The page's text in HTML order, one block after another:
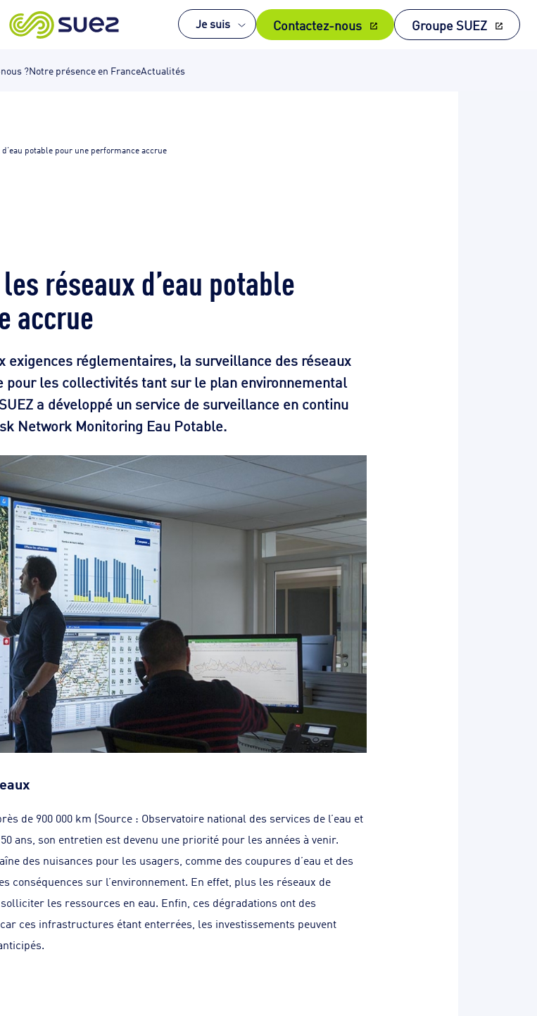
Je suis Contactez-nous Groupe SUEZ
?Notre présence en FranceActualités
potable pour une performance accrue
réseaux d’eau potable
accrue
exigences réglementaires, la surveillance des réseaux
pour les collectivités tant sur le plan environnemental
a développé un service de surveillance en continu
Network Monitoring Eau Potable.
de 900 000 km (Source : Observatoire national des services de l’eau et
ans, son entretien est devenu une priorité pour les années à venir.
des nuisances pour les usagers, comme des coupures d’eau et des
conséquences sur l’environnement. En effet, plus les réseaux de
les ressources en eau. Enfin, ces dégradations ont des
ces infrastructures étant enterrées, les investissements peuvent